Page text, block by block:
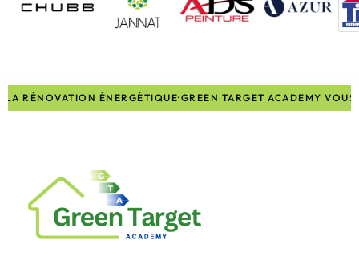
LA RÉNOVATION ÉNERGÉTIQUE·GREEN TARGET ACADEMY